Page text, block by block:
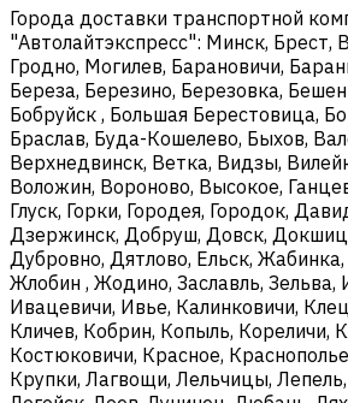
Города доставки транспортной
"Автолайтэкспресс": Минск, Брест,
Гродно, Могилев, Барановичи,
Береза, Березино, Березовка,
Бобруйск , Большая Берестовица,
Браслав, Буда-Кошелево, Быхов,
Верхнедвинск, Ветка, Видзы,
Воложин, Вороново, Высокое,
Глуск, Горки, Городея, Городок,
Дзержинск, Добруш, Довск,
Дубровно, Дятлово, Ельск,
Жлобин , Жодино, Заславль, Зельва,
Ивацевичи, Ивье, Калинковичи,
Кличев, Кобрин, Копыль, Кореличи,
Костюковичи, Красное,
Крупки, Лагвощи, Лельчицы,